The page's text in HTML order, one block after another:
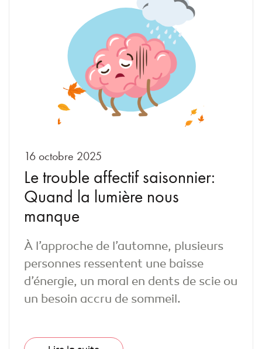
16 octobre 2025
Le trouble affectif saisonnier:
Quand la lumière nous
manque
À l’approche de l’automne, plusieurs
personnes ressentent une baisse
d’énergie, un moral en dents de scie ou
un besoin accru de sommeil.